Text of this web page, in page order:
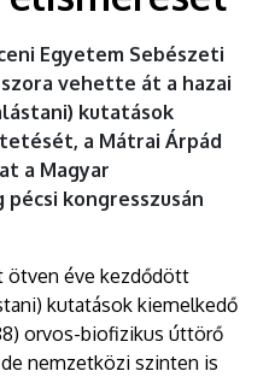
Egyetem Sebészeti
vehette át a hazai
kutatások
a Mátrai Árpád
a Magyar
pécsi kongresszusán
ötven éve kezdődött
kutatások kiemelkedő
orvos-biofizikus úttörő
nemzetközi szinten is